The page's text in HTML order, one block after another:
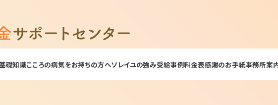
礎知識こころの病気をお持ちの方へソレイユの強み受給事例料金表感謝のお手紙事務所案